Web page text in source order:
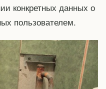
конкретных данных о
пользователем.